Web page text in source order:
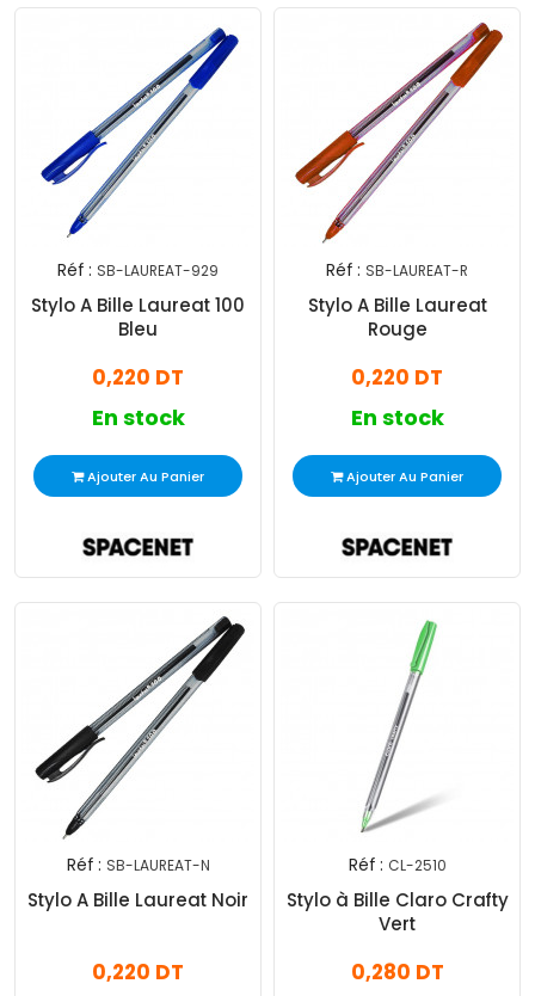
Réf : SB-LAUREAT-929
Stylo A Bille Laureat 100
Bleu
0,220 DT
En stock
Ajouter Au Panier
Réf : SB-LAUREAT-R
Stylo A Bille Laureat
Rouge
0,220 DT
En stock
Ajouter Au Panier
Réf : SB-LAUREAT-N
Stylo A Bille Laureat Noir
0,220 DT
Réf : CL-2510
Stylo à Bille Claro Crafty
Vert
0,280 DT